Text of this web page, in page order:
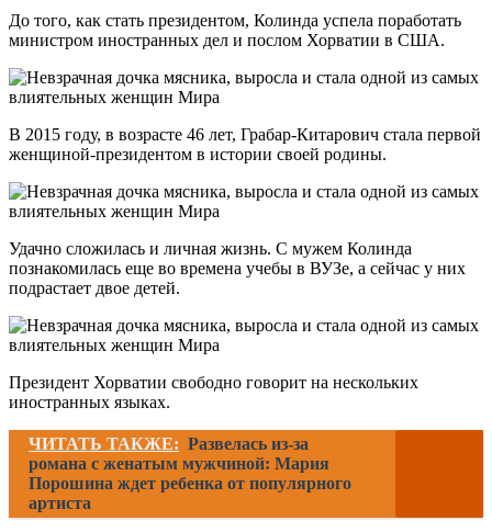
До того, как стать президентом, Колинда успела поработать
министром иностранных дел и послом Хорватии в США.
В 2015 году, в возрасте 46 лет, Грабар-Китарович стала первой
женщиной-президентом в истории своей родины.
Удачно сложилась и личная жизнь. С мужем Колинда
познакомилась еще во времена учебы в ВУЗе, а сейчас у них
подрастает двое детей.
Президент Хорватии свободно говорит на нескольких
иностранных языках.
ЧИТАТЬ ТАКЖЕ: Развелась из-за
романа с женатым мужчиной: Мария
Порошина ждет ребенка от популярного
артиста